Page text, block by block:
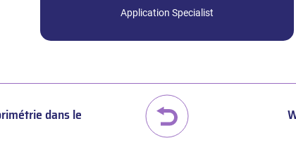
Application Specialist
dans le